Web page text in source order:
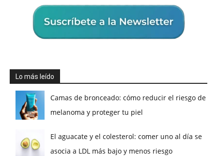
Lo más leído
Camas de bronceado: cómo reducir el riesgo de
melanoma y proteger tu piel
El aguacate y el colesterol: comer uno al día se
asocia a LDL más bajo y menos riesgo